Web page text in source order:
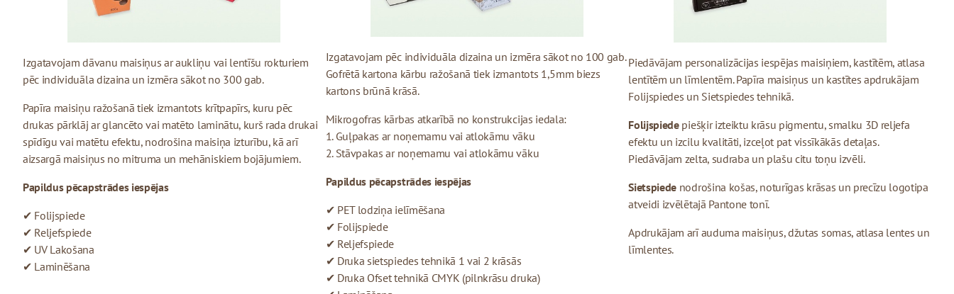
Izgatavojam dāvanu maisiņus ar aukliņu vai lentīšu rokturiem
pēc individuāla dizaina un izmēra sākot no 300 gab.
Papīra maisiņu ražošanā tiek izmantots krītpapīrs, kuru pēc
drukas pārklāj ar glancēto vai matēto laminātu, kurš rada drukai
spīdīgu vai matētu efektu, nodrošina maisiņa izturību, kā arī
aizsargā maisiņus no mitruma un mehāniskiem bojājumiem.
Papildus pēcapstrādes iespējas
✔ Folijspiede
✔ Reljefspiede
✔ UV Lakošana
✔ Laminēšana
Izgatavojam pēc individuāla dizaina un izmēra sākot no 100 gab.
Gofrētā kartona kārbu ražošanā tiek izmantots 1,5mm biezs
kartons brūnā krāsā.
Mikrogofras kārbas atkarībā no konstrukcijas iedala:
1. Guļpakas ar noņemamu vai atlokāmu vāku
2. Stāvpakas ar noņemamu vai atlokāmu vāku
Papildus pēcapstrādes iespējas
✔ PET lodziņa ielīmēšana
✔ Folijspiede
✔ Reljefspiede
✔ Druka sietspiedes tehnikā 1 vai 2 krāsās
✔ Druka Ofset tehnikā CMYK (pilnkrāsu druka)
Piedāvājam personalizācijas iespējas maisiņiem, kastītēm, atlasa
lentītēm un līmlentēm. Papīra maisiņus un kastītes apdrukājam
Folijspiedes un Sietspiedes tehnikā.
Folijspiedepiešķir izteiktu krāsu pigmentu, smalku 3D reljefa
efektu un izcilu kvalitāti, izceļot pat vissīkākās detaļas.
Piedāvājam zelta, sudraba un plašu citu toņu izvēli.
Sietspiede nodrošina košas, noturīgas krāsas un precīzu logotipa
atveidi izvēlētajā Pantone tonī.
Apdrukājam arī auduma maisiņus, džutas somas, atlasa lentes un
līmlentes.